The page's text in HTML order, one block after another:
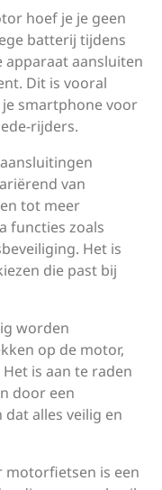
hoef je je geen
batterij tijdens
apparaat aansluiten
Dit is vooral
smartphone voor
rijders.
van
tot meer
functies zoals
Het is
die past bij
worden
op de motor,
is aan te raden
door een
alles veilig en
motorfietsen is een